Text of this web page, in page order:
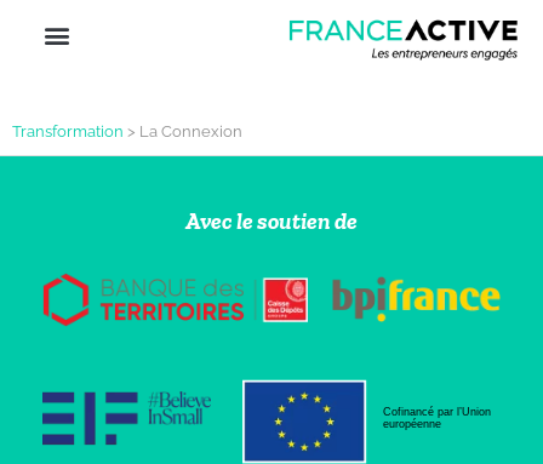
Transformation > La Connexion
Avec le soutien de
Cofinancé par l’Union
européenne